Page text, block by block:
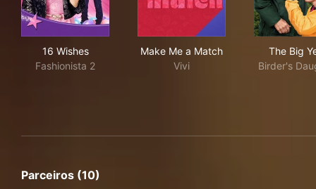
16 Wishes
Fashionista 2
Make Me a Match
Vivi
The Big
Birder's
Parceiros (10)